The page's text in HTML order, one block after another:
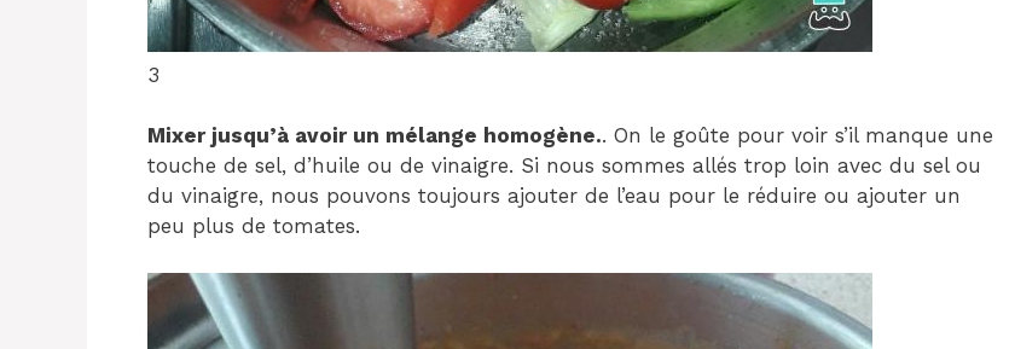
3
Mixer jusqu’à avoir un mélange homogène.. On le goûte pour voir s’il manque une
touche de sel, d’huile ou de vinaigre. Si nous sommes allés trop loin avec du sel ou
du vinaigre, nous pouvons toujours ajouter de l’eau pour le réduire ou ajouter un
peu plus de tomates.